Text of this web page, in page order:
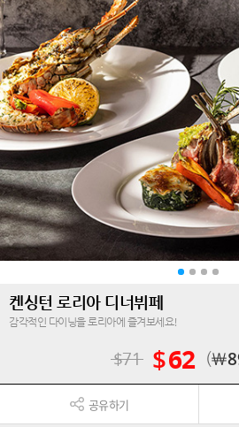
켄싱턴 로리아 디너뷔페
감각적인 다이닝을 로리아에 즐겨보세요!
￦
$71 $62
공유하기